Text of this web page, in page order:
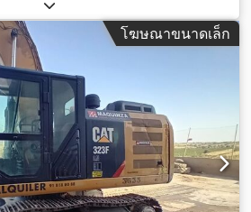
โฆษณาขนาดเล็ก